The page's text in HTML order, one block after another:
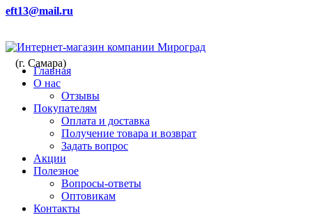
eft13@mail.ru
(г. Самара)
Главная
О нас
Отзывы
Покупателям
Оплата и доставка
Получение товара и возврат
Задать вопрос
Акции
Полезное
Вопросы-ответы
Оптовикам
Контакты